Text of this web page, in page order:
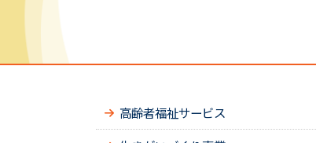
高齢者福祉サービス